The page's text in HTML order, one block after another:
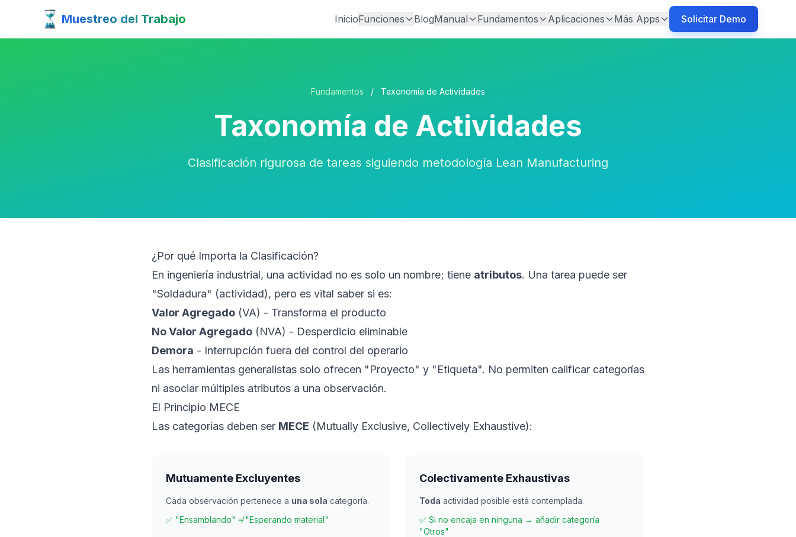
Muestreo del Trabajo InicioFunciones BlogManual Fundamentos Aplicaciones Más Apps Solicitar Demo
Fundamentos / Taxonomía de Actividades
Taxonomía de Actividades
Clasificación rigurosa de tareas siguiendo metodología Lean Manufacturing
¿Por qué Importa la Clasificación?
En ingeniería industrial, una actividad no es solo un nombre; tiene atributos. Una tarea puede ser
"Soldadura" (actividad), pero es vital saber si es:
Valor Agregado (VA) - Transforma el producto
No Valor Agregado (NVA) - Desperdicio eliminable
Demora - Interrupción fuera del control del operario
Las herramientas generalistas solo ofrecen "Proyecto" y "Etiqueta". No permiten calificar categorías
ni asociar múltiples atributos a una observación.
El Principio MECE
Las categorías deben ser MECE (Mutually Exclusive, Collectively Exhaustive):
Mutuamente Excluyentes
Cada observación pertenece a una sola categoría.
✅ "Ensamblando" ≠ "Esperando material"
Colectivamente Exhaustivas
Toda actividad posible está contemplada.
✅ Si no encaja en ninguna → añadir categoría
"Otros"